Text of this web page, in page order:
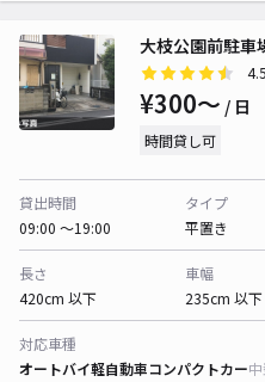
大枝公園前駐車
4.5
¥300〜 / 日
時間貸し可
貸出時間
09:00 〜19:00
タイプ
平置き
長さ
420cm 以下
車幅
235cm 以下
対応車種
オートバイ軽自動車コンパクトカー